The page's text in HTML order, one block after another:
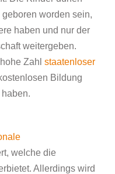
worden sein,
haben und nur der
weitergeben.
Zahl staatenloser
Bildung
welche die
Allerdings wird